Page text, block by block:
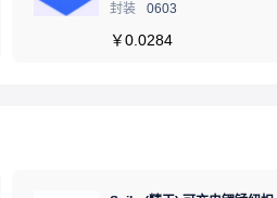
封装
0603
￥0.0284